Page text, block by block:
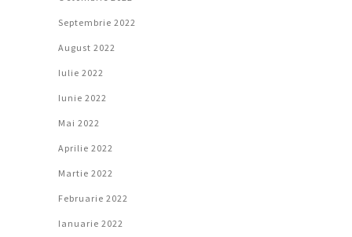
Septembrie 2022
August 2022
Iulie 2022
Iunie 2022
Mai 2022
Aprilie 2022
Martie 2022
Februarie 2022
Ianuarie 2022